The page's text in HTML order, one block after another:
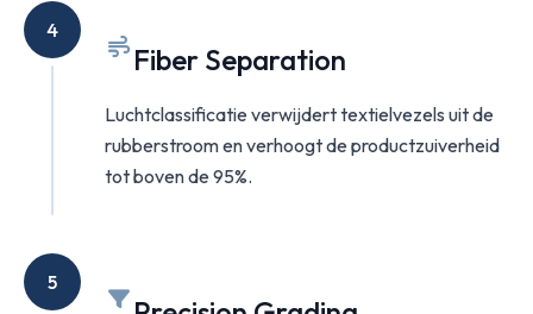
4
Fiber Separation
Luchtclassificatie verwijdert textielvezels uit de
rubberstroom en verhoogt de productzuiverheid
tot boven de 95%.
5